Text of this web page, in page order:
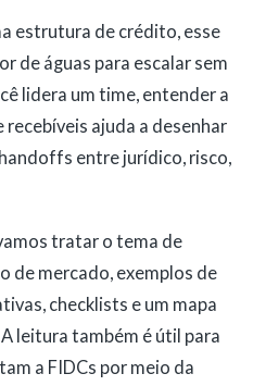
estrutura de crédito, esse
de águas para escalar sem
lidera um time, entender a
ajuda a desenhar
entre jurídico, risco,
tratar o tema de
de mercado, exemplos de
checklists e um mapa
leitura também é útil para
a FIDCs por meio da